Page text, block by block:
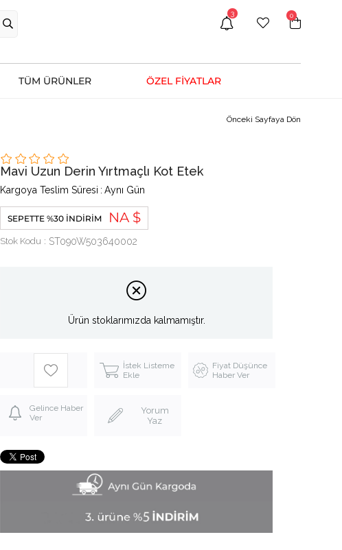
0
3
TÜM ÜRÜNLER ÖZEL FİYATLAR
Önceki Sayfaya Dön
Mavi Uzun Derin Yırtmaçlı Kot Etek
Kargoya Teslim Süresi : Aynı Gün
SEPETTE %30 İNDIRIM NA $
Stok Kodu ST090W503640002
Ürün stoklarımızda kalmamıştır.
İstek Listeme
Ekle
Fiyat Düşünce
Haber Ver
Gelince Haber
Ver
Yorum
Yaz